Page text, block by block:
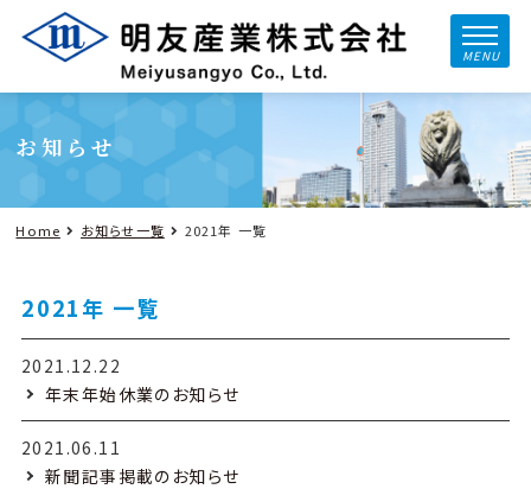
MENU
お知らせ
Home お知らせ一覧 2021年 一覧
2021年 一覧
2021.12.22
年末年始休業のお知らせ
2021.06.11
新聞記事掲載のお知らせ